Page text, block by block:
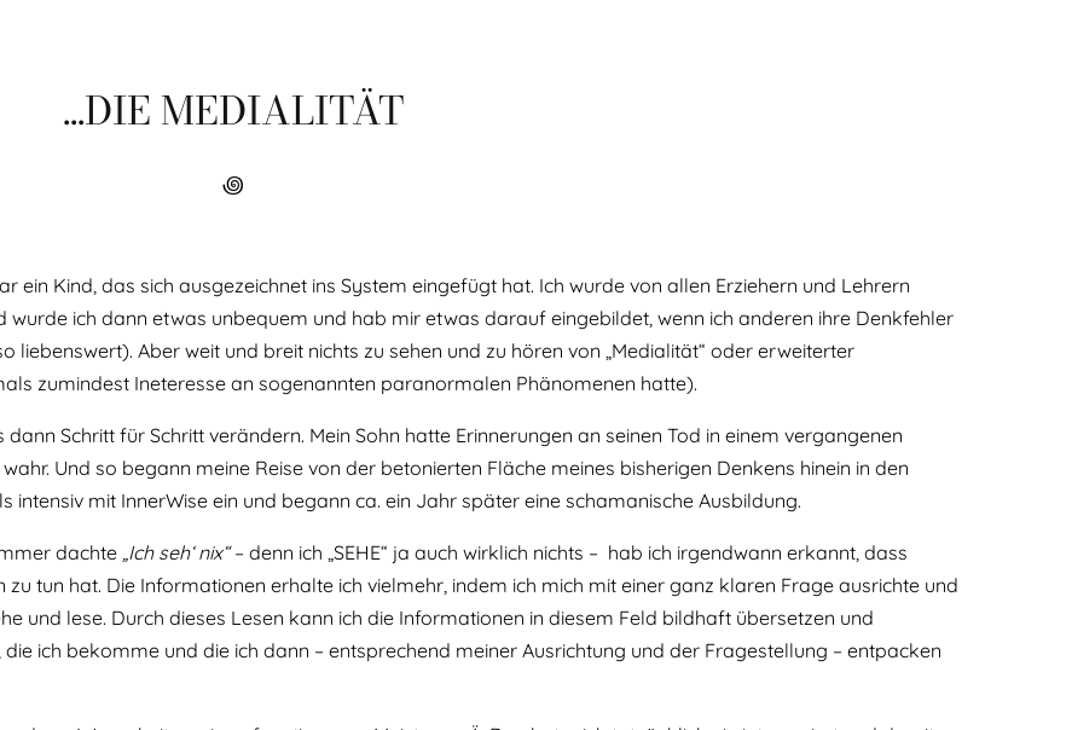
...DIE MEDIALITÄT
꩜
ein Kind, das sich ausgezeichnet ins System eingefügt hat. Ich wurde von allen Erziehern und Lehrern
ich dann etwas unbequem und hab mir etwas darauf eingebildet, wenn ich anderen ihre Denkfehler
liebenswert). Aber weit und breit nichts zu sehen und zu hören von „Medialität“ oder erweiterter
zumindest Ineteresse an sogenannten paranormalen Phänomenen hatte).
Schritt für Schritt verändern. Mein Sohn hatte Erinnerungen an seinen Tod in einem vergangenen
Und so begann meine Reise von der betonierten Fläche meines bisherigen Denkens hinein in den
mit InnerWise ein und begann ca. ein Jahr später eine schamanische Ausbildung.
dachte „Ich seh‘ nix“– denn ich „SEHE“ ja auch wirklich nichts – hab ich irgendwann erkannt, dass
zu tun hat. Die Informationen erhalte ich vielmehr, indem ich mich mit einer ganz klaren Frage ausrichte und
und lese. Durch dieses Lesen kann ich die Informationen in diesem Feld bildhaft übersetzen und
ich bekomme und die ich dann – entsprechend meiner Ausrichtung und der Fragestellung – entpacken